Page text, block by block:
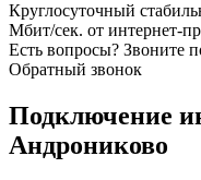
Круглосуточный
Мбит/сек. от интернет-
Есть вопросы? Звоните
Обратный звонок
Подключение
Андрониково